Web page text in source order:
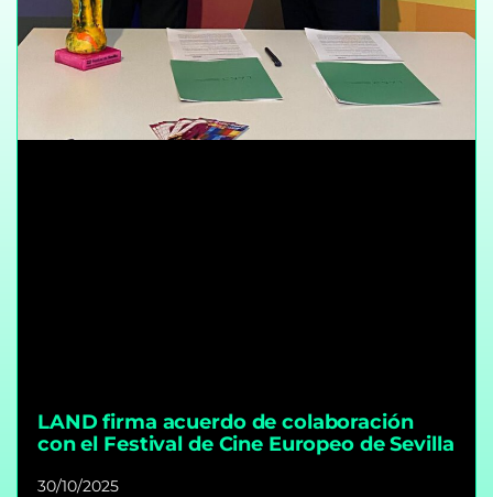
LAND firma acuerdo de colaboración
con el Festival de Cine Europeo de Sevilla
30/10/2025